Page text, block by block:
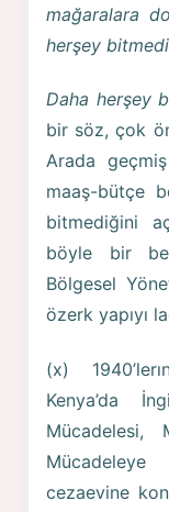
mağaralara
herşey bitmedi
Daha herşey
bir söz, çok
Arada
maaş-bütçe
bitmediğini
böyle bir
Bölgesel
özerk yapıyı
(x)
Kenya’da
Mücadelesi,
Mücadeleye
cezaevine